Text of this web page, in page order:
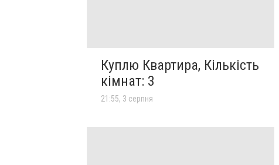
Куплю Квартира, Кількість
кімнат: 3
21:55, 3 серпня